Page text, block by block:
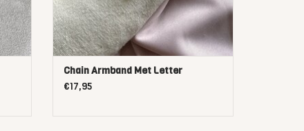
Chain Armband Met Letter
€17,95